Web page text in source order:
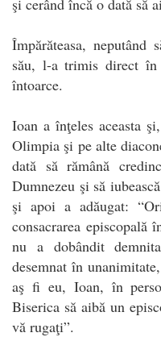
Împărăteasa,
său, l-a trimis direct
întoarce.
Ioan a înţeles aceasta
Olimpia şi pe alte
dată să rămână
Dumnezeu şi să
şi apoi a adăugat:
consacrarea
nu a dobândit
desemnat în
aş fi eu, Ioan, în
Biserica să aibă un
vă rugaţi”.